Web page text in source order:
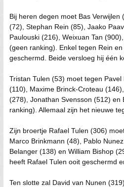
Bij heren degen moet Bas Verwijlen
(72), Stephan Rein (85), Jaako
Paulouski (216), Weixuan Tan
(geen ranking). Enkel tegen Rein
geschermd. Beide versloeg hij één
Tristan Tulen (53) moet tegen
(110), Maxime Brinck-Croteau
(278), Jonathan Svensson (512) en
ranking). Allemaal zijn het nieuwe
Zijn broertje Rafael Tulen (306)
Marco Brinkmann (48), Pablo
Belanger (138) en William Bishop
heeft Rafael Tulen ooit geschermd
Ten slotte zal David van Nunen